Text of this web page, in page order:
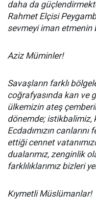
daha da
Rahmet Elçisi
sevmeyi iman etmenin
Aziz Müminler!
Savaşların farklı
coğrafyasında kan ve
ülkemizin ateş
dönemde; istikbalimiz,
Ecdadımızın
ettiği cennet
dualarımız, zenginlik
farklılıklarımız bizleri
Kıymetli Müslümanlar!